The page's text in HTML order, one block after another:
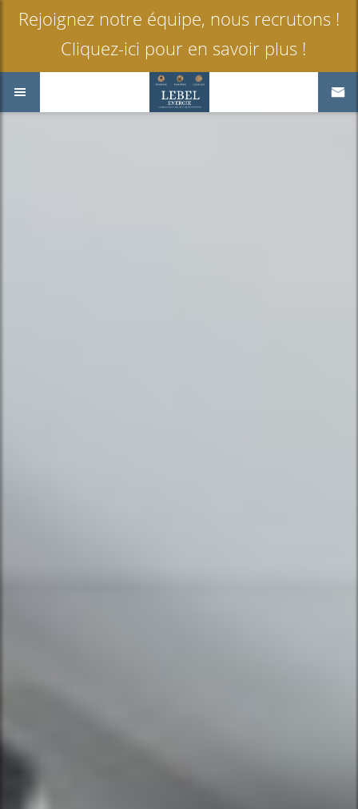
Rejoignez notre équipe, nous recrutons !
Cliquez-ici pour en savoir plus !